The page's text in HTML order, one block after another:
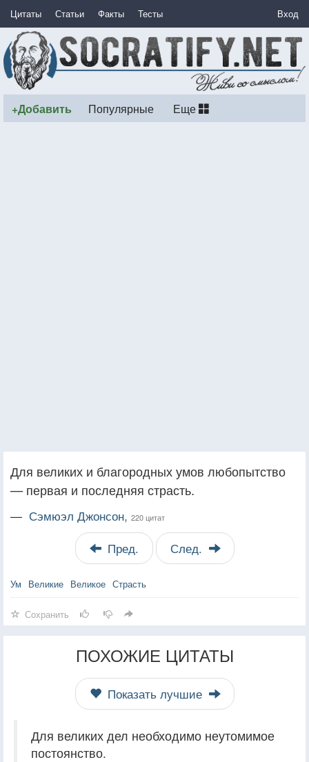
Цитаты Статьи Факты Тесты Вход
+Добавить Популярные Еще
Для великих и благородных умов любопытство
— первая и последняя страсть.
— Сэмюэл Джонсон, 220 цитат
Пред. След.
Ум Великие Великое Страсть
Сохранить
ПОХОЖИЕ ЦИТАТЫ
Показать лучшие
Для великих дел необходимо неутомимое
постоянство.